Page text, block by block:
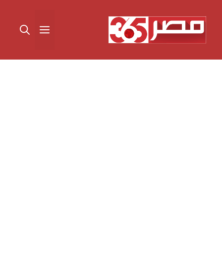
المحتوى القائمة